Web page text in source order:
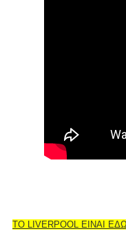
TO LIVERPOOL ΕΙΝΑΙ